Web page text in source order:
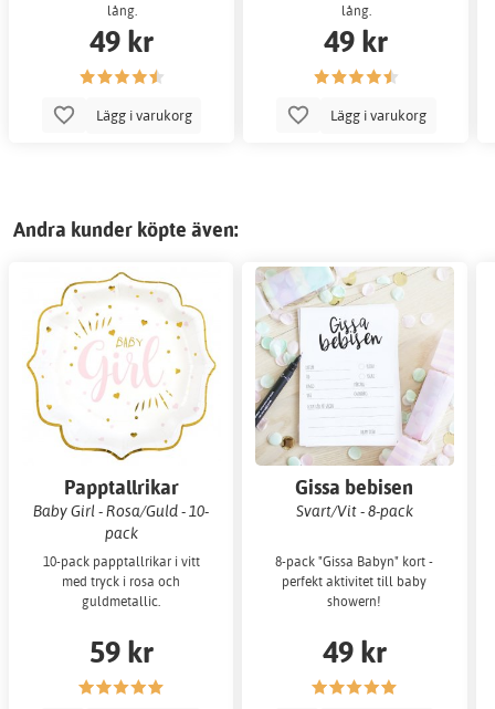
lång.
49 kr
Lägg i varukorg
lång.
49 kr
Lägg i varukorg
Andra kunder köpte även:
Papptallrikar
Baby Girl - Rosa/Guld - 10-
pack
10-pack papptallrikar i vitt
med tryck i rosa och
guldmetallic.
59 kr
Gissa bebisen
Svart/Vit - 8-pack
8-pack "Gissa Babyn" kort -
perfekt aktivitet till baby
showern!
49 kr